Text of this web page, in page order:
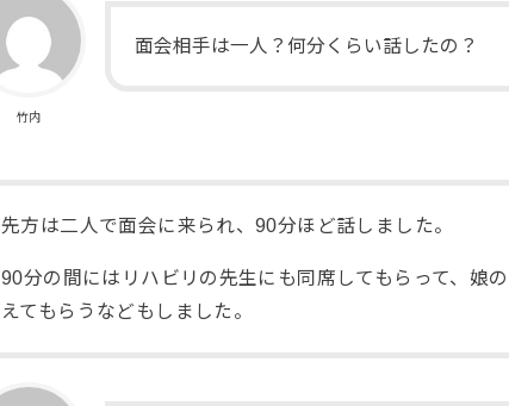
竹内
面会相手は一人？何分くらい話したの？
先方は二人で面会に来られ、90分ほど話しました。
90分の間にはリハビリの先生にも同席してもらって、娘
えてもらうなどもしました。